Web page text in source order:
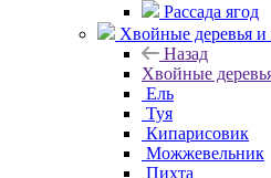
Рассада ягод
Хвойные деревья и
Назад
Хвойные
Ель
Туя
Кипарисовик
Можжевельник
Пихта